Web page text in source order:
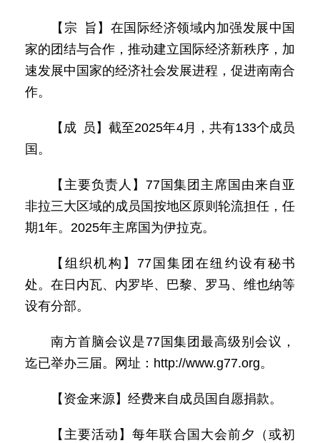
【宗 旨】在国际经济领域内加强发展中国
家的团结与合作，推动建立国际经济新秩序，加
速发展中国家的经济社会发展进程，促进南南合
作。
【成 员】截至2025年4月，共有133个成员
国。
【主要负责人】77国集团主席国由来自亚
非拉三大区域的成员国按地区原则轮流担任，任
期1年。2025年主席国为伊拉克。
【组织机构】77国集团在纽约设有秘书
处。在日内瓦、内罗毕、巴黎、罗马、维也纳等
设有分部。
南方首脑会议是77国集团最高级别会议，
迄已举办三届。网址：http://www.g77.org。
【资金来源】经费来自成员国自愿捐款。
【主要活动】每年联合国大会前夕（或初